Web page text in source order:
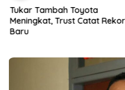
Tukar Tambah Toyota
Meningkat, Trust Catat Rekor
Baru